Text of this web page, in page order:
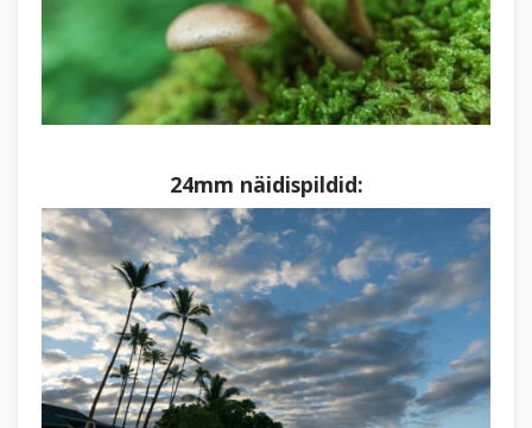
24mm näidispildid: